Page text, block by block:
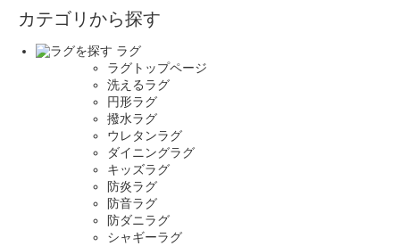
カテゴリから探す
ラグ
ラグトップページ
洗えるラグ
円形ラグ
撥水ラグ
ウレタンラグ
ダイニングラグ
キッズラグ
防炎ラグ
防音ラグ
防ダニラグ
シャギーラグ